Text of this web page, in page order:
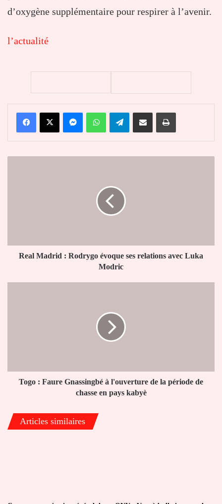
d’oxygène supplémentaire pour respirer à l’avenir.
l’actualité
FacebookX MessengerWhatsAppTelegramPartager par email Imprimer
Luka
ModricReal Madrid : Rodrygo évoque ses relations avec Luka
Modric
période
pays
kabyè
Togo : Faure Gnassingbé à l'ouverture de la période de
chasse en pays kabyè
Articles similaires